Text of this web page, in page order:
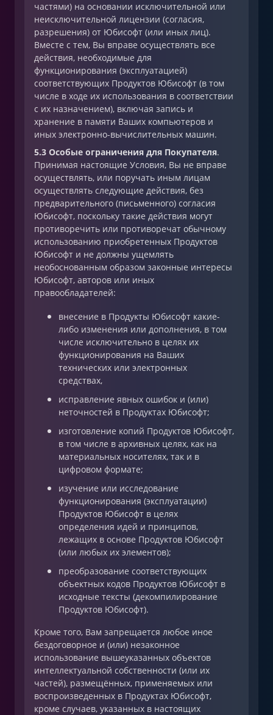
частями) на основании исключительной или
неисключительной лицензии (согласия,
разрешения) от Юбисофт (или иных лиц).
Вместе с тем, Вы вправе осуществлять все
действия, необходимые для
функционирования (эксплуатацией)
соответствующих Продуктов Юбисофт (в том
числе в ходе их использования в соответствии
с их назначением), включая запись и
хранение в памяти Ваших компьютеров и
иных электронно-вычислительных машин.
5.3 Особые ограничения для Покупателя.
Принимая настоящие Условия, Вы не вправе
осуществлять, или поручать иным лицам
осуществлять следующие действия, без
предварительного (письменного) согласия
Юбисофт, поскольку такие действия могут
противоречить или противоречат обычному
использованию приобретенных Продуктов
Юбисофт и не должны ущемлять
необоснованным образом законные интересы
Юбисофт, авторов или иных
правообладателей:
внесение в Продукты Юбисофт какие-
либо изменения или дополнения, в том
числе исключительно в целях их
функционирования на Ваших
технических или электронных
средствах,
исправление явных ошибок и (или)
неточностей в Продуктах Юбисофт;
изготовление копий Продуктов Юбисофт,
в том числе в архивных целях, как на
материальных носителях, так и в
цифровом формате;
изучение или исследование
функционирования (эксплуатации)
Продуктов Юбисофт в целях
определения идей и принципов,
лежащих в основе Продуктов Юбисофт
(или любых их элементов);
преобразование соответствующих
объектных кодов Продуктов Юбисофт в
исходные тексты (декомпилирование
Продуктов Юбисофт).
Кроме того, Вам запрещается любое иное
бездоговорное и (или) незаконное
использование вышеуказанных объектов
интеллектуальной собственности (или их
частей), размещённых, применяемых или
воспроизведенных в Продуктах Юбисофт,
кроме случаев, указанных в настоящих